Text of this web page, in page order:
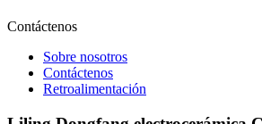
Contáctenos
Sobre nosotros
Contáctenos
Retroalimentación